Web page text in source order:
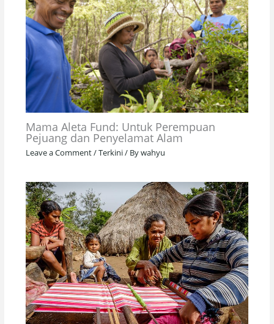
Mama Aleta Fund: Untuk Perempuan
Pejuang dan Penyelamat Alam
Leave a Comment/Terkini/ Bywahyu